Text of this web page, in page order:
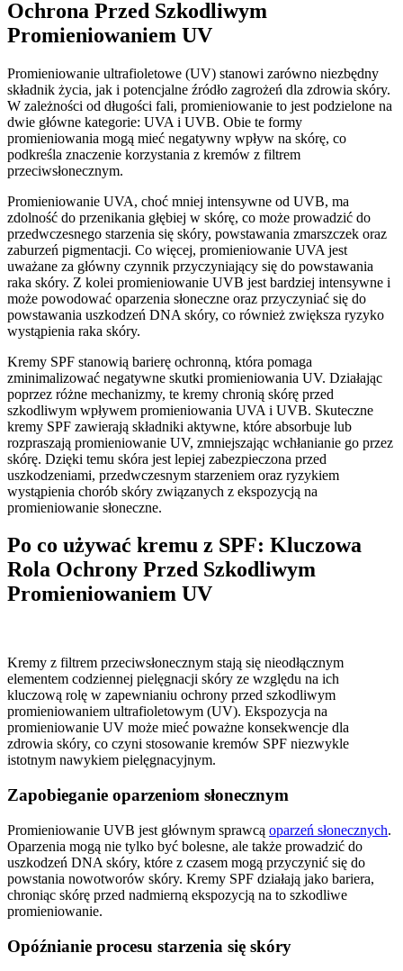
Ochrona Przed Szkodliwym
Promieniowaniem UV
Promieniowanie ultrafioletowe (UV) stanowi zarówno niezbędny
składnik życia, jak i potencjalne źródło zagrożeń dla zdrowia skóry.
W zależności od długości fali, promieniowanie to jest podzielone na
dwie główne kategorie: UVA i UVB. Obie te formy
promieniowania mogą mieć negatywny wpływ na skórę, co
podkreśla znaczenie korzystania z kremów z filtrem
przeciwsłonecznym.
Promieniowanie UVA, choć mniej intensywne od UVB, ma
zdolność do przenikania głębiej w skórę, co może prowadzić do
przedwczesnego starzenia się skóry, powstawania zmarszczek oraz
zaburzeń pigmentacji. Co więcej, promieniowanie UVA jest
uważane za główny czynnik przyczyniający się do powstawania
raka skóry. Z kolei promieniowanie UVB jest bardziej intensywne i
może powodować oparzenia słoneczne oraz przyczyniać się do
powstawania uszkodzeń DNA skóry, co również zwiększa ryzyko
wystąpienia raka skóry.
Kremy SPF stanowią barierę ochronną, która pomaga
zminimalizować negatywne skutki promieniowania UV. Działając
poprzez różne mechanizmy, te kremy chronią skórę przed
szkodliwym wpływem promieniowania UVA i UVB. Skuteczne
kremy SPF zawierają składniki aktywne, które absorbuje lub
rozpraszają promieniowanie UV, zmniejszając wchłanianie go przez
skórę. Dzięki temu skóra jest lepiej zabezpieczona przed
uszkodzeniami, przedwczesnym starzeniem oraz ryzykiem
wystąpienia chorób skóry związanych z ekspozycją na
promieniowanie słoneczne.
Po co używać kremu z SPF: Kluczowa
Rola Ochrony Przed Szkodliwym
Promieniowaniem UV
Kremy z filtrem przeciwsłonecznym stają się nieodłącznym
elementem codziennej pielęgnacji skóry ze względu na ich
kluczową rolę w zapewnianiu ochrony przed szkodliwym
promieniowaniem ultrafioletowym (UV). Ekspozycja na
promieniowanie UV może mieć poważne konsekwencje dla
zdrowia skóry, co czyni stosowanie kremów SPF niezwykle
istotnym nawykiem pielęgnacyjnym.
Zapobieganie oparzeniom słonecznym
Promieniowanie UVB jest głównym sprawcą oparzeń słonecznych.
Oparzenia mogą nie tylko być bolesne, ale także prowadzić do
uszkodzeń DNA skóry, które z czasem mogą przyczynić się do
powstania nowotworów skóry. Kremy SPF działają jako bariera,
chroniąc skórę przed nadmierną ekspozycją na to szkodliwe
promieniowanie.
Opóźnianie procesu starzenia się skóry